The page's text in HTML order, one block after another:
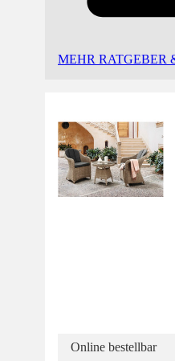
MEHR RATGEBER
Online bestellbar